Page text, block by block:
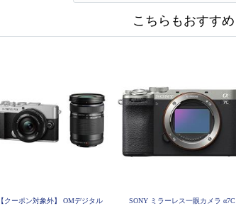
こちらもおすすめ
【クーポン対象外】 OMデジタル
SONY ミラーレス一眼カメラ α7C